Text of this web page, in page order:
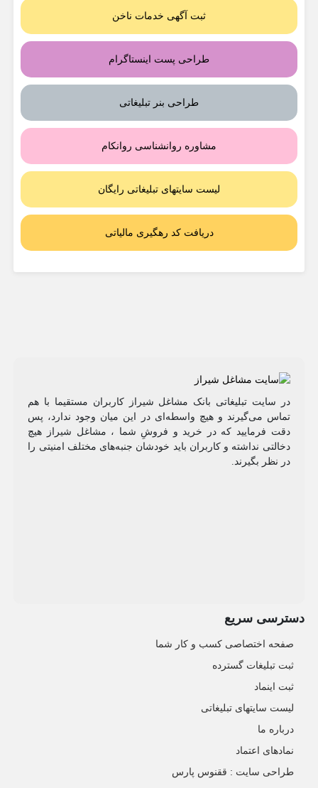
ثبت آگهی خدمات ناخن
طراحی پست اینستاگرام
طراحی بنر تبلیغاتی
مشاوره روانشناسی روانکام
لیست سایتهای تبلیغاتی رایگان
دریافت کد رهگیری مالیاتی
در سایت تبلیغاتی بانک مشاغل شیراز کاربران مستقیما با هم
تماس می‌گیرند و هیچ واسطه‌ای در این میان وجود ندارد، پس
دقت فرمایید که در خرید و فروشِ شما ، مشاغل شیراز هیچ
دخالتی نداشته و کاربران باید خودشان جنبه‌های مختلف امنیتی را
در نظر بگیرند.
دسترسی سریع
صفحه اختصاصی کسب و کار شما
ثبت تبلیغات گسترده
ثبت اینماد
لیست سایتهای تبلیغاتی
درباره ما
نمادهای اعتماد
طراحی سایت : ققنوس پارس